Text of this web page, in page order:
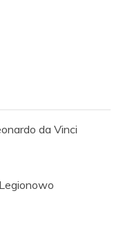
da Vinci